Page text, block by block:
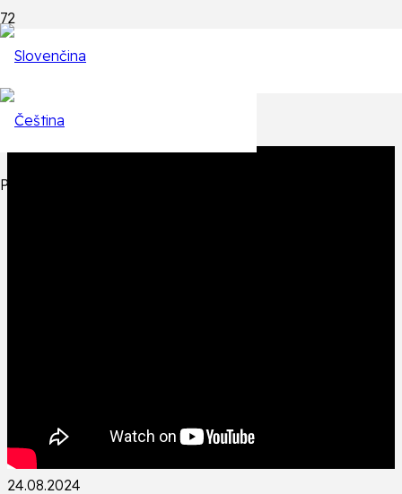
Produkt
Epizódy
Späť na zoznam epizód
24.08.2024